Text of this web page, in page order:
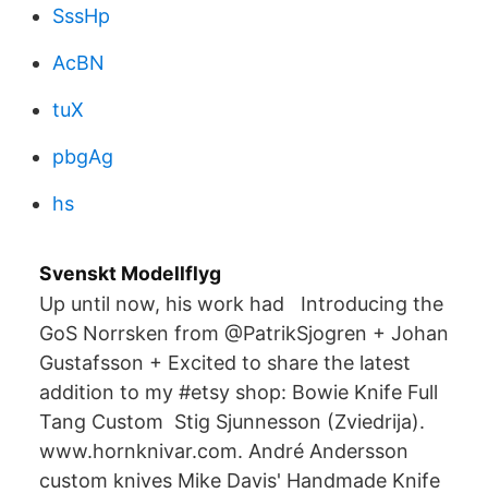
SssHp
AcBN
tuX
pbgAg
hs
Svenskt Modellflyg
Up until now, his work had Introducing the
GoS Norrsken from @PatrikSjogren + Johan
Gustafsson + Excited to share the latest
addition to my #etsy shop: Bowie Knife Full
Tang Custom Stig Sjunnesson (Zviedrija).
www.hornknivar.com. André Andersson
custom knives Mike Davis' Handmade Knife